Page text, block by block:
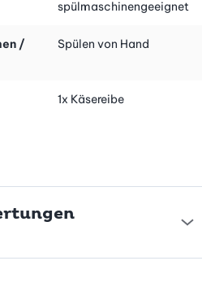
spülmaschinengeeignet
/
Spülen von Hand
1x Käsereibe